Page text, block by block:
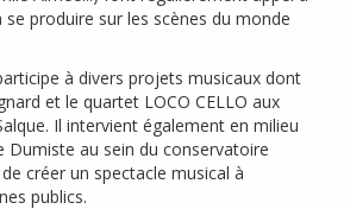
se produire sur les scènes du monde
à divers projets musicaux dont
et le quartet LOCO CELLO aux
Il intervient également en milieu
Dumiste au sein du conservatoire
créer un spectacle musical à
publics.